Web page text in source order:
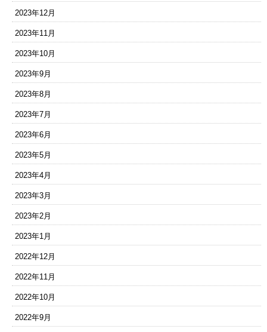
2023年12月
2023年11月
2023年10月
2023年9月
2023年8月
2023年7月
2023年6月
2023年5月
2023年4月
2023年3月
2023年2月
2023年1月
2022年12月
2022年11月
2022年10月
2022年9月